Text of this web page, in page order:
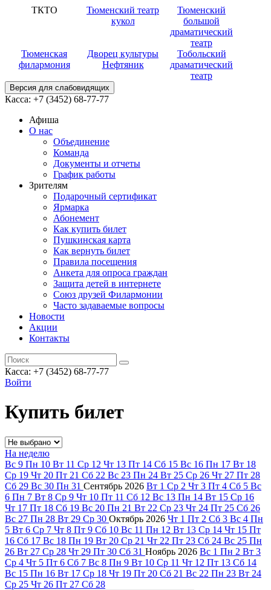
ТКТО
Тюменский театр
кукол
Тюменский
большой
драматический
театр
Тюменская
филармония
Дворец культуры
Нефтяник
Тобольский
драматический
театр
Версия для слабовидящих
Касса: +7 (3452) 68-77-77
Афиша
О нас
Объединение
Команда
Документы и отчеты
График работы
Зрителям
Подарочный сертификат
Ярмарка
Абонемент
Как купить билет
Пушкинская карта
Как вернуть билет
Правила посещения
Анкета для опроса граждан
Защита детей в интернете
Союз друзей Филармонии
Часто задаваемые вопросы
Новости
Акции
Контакты
Касса: +7 (3452) 68-77-77
Войти
Купить билет
На неделю
Вс 9 Пн 10 Вт 11 Ср 12 Чт 13 Пт 14 Сб 15 Вс 16 Пн 17 Вт 18
Ср 19 Чт 20 Пт 21 Сб 22 Вс 23 Пн 24 Вт 25 Ср 26 Чт 27 Пт 28
Сб 29 Вс 30 Пн 31 Сентябрь 2026 Вт 1 Ср 2 Чт 3 Пт 4 Сб 5 Вс
6 Пн 7 Вт 8 Ср 9 Чт 10 Пт 11 Сб 12 Вс 13 Пн 14 Вт 15 Ср 16
Чт 17 Пт 18 Сб 19 Вс 20 Пн 21 Вт 22 Ср 23 Чт 24 Пт 25 Сб 26
Вс 27 Пн 28 Вт 29 Ср 30 Октябрь 2026 Чт 1 Пт 2 Сб 3 Вс 4 Пн
5 Вт 6 Ср 7 Чт 8 Пт 9 Сб 10 Вс 11 Пн 12 Вт 13 Ср 14 Чт 15 Пт
16 Сб 17 Вс 18 Пн 19 Вт 20 Ср 21 Чт 22 Пт 23 Сб 24 Вс 25 Пн
26 Вт 27 Ср 28 Чт 29 Пт 30 Сб 31 Ноябрь 2026 Вс 1 Пн 2 Вт 3
Ср 4 Чт 5 Пт 6 Сб 7 Вс 8 Пн 9 Вт 10 Ср 11 Чт 12 Пт 13 Сб 14
Вс 15 Пн 16 Вт 17 Ср 18 Чт 19 Пт 20 Сб 21 Вс 22 Пн 23 Вт 24
Ср 25 Чт 26 Пт 27 Сб 28